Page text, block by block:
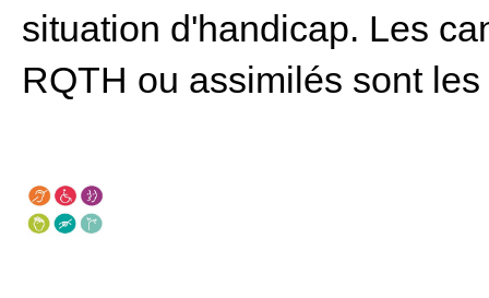
situation d'handicap. Les
RQTH ou assimilés sont